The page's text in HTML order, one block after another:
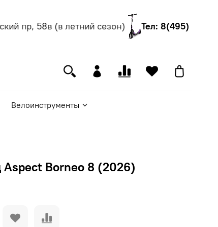
пр, 58в (в летний сезон) Тел: 8(495) 540-
Велоинструменты
Aspect Borneo 8 (2026)